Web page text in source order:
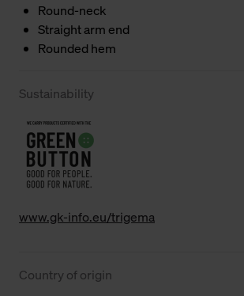
Round-neck
Straight arm end
Rounded hem
Sustainability
www.gk-info.eu/trigema
Country of origin